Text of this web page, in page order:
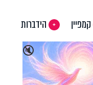
קמפיין
הידברות
🔇